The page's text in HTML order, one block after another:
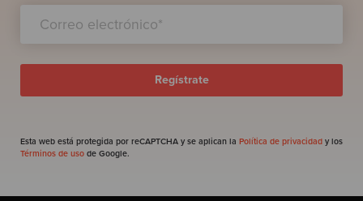
Esta web está protegida por reCAPTCHA y se aplican la Política de privacidad y los
Términos de uso de Google.